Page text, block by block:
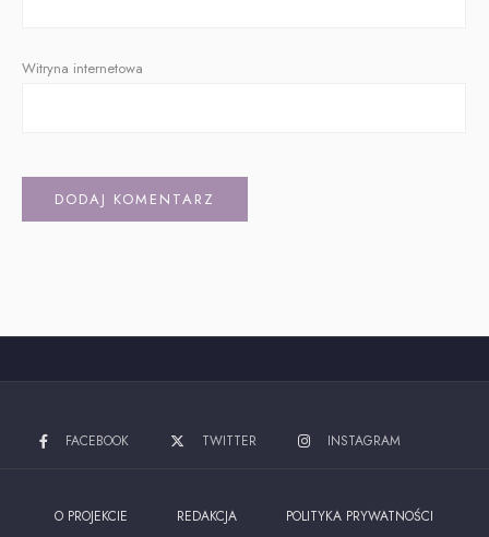
Witryna internetowa
FACEBOOK TWITTER INSTAGRAM
O PROJEKCIE REDAKCJA POLITYKA PRYWATNOŚCI